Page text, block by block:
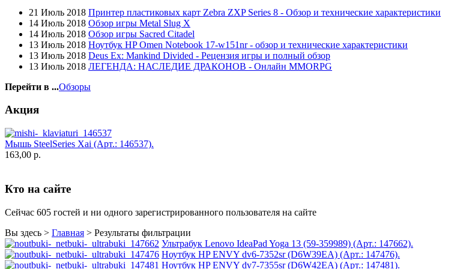
Goclever
Golden field
Grand(5)
Gresso
Hacker(2)
Hp (10)
Htc
Huawei
Impression(17)
Intel
Kme
Logicpower
Majesty
Maxxtro
Microsoft
Modecom
Motorola
21 Июль 2018 Принтер пластиковых карт Zebra ZXP Series 8 - Обзор и технические характеристики
14 Июль 2018 Обзор игры Metal Slug X
14 Июль 2018 Обзор игры Sacred Citadel
13 Июль 2018 Ноутбук HP Omen Notebook 17-w151nr - обзор и технические характеристики
13 Июль 2018 Deus Ex: Mankind Divided - Рецензия игры и полный обзор
13 Июль 2018 ЛЕГЕНДА: НАСЛЕДИЕ ДРАКОНОВ - Онлайн MMORPG
Перейти в ...Обзоры
Акция
Мышь SteelSeries Xai (Арт.: 146537).
163,00 р.
Кто на сайте
Сейчас 605 гостей и ни одного зарегистрированного пользователя на сайте
Вы здесь > Главная > Результаты фильтрации
Ультрабук Lenovo IdeaPad Yoga 13 (59-359989) (Арт.: 147662).
Ноутбук HP ENVY dv6-7352sr (D6W39EA) (Арт.: 147476).
Ноутбук HP ENVY dv7-7355sr (D6W42EA) (Арт.: 147481).